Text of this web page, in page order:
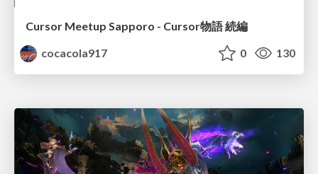
Cursor Meetup Sapporo - Cursor物語 続編
cocacola917
0 130